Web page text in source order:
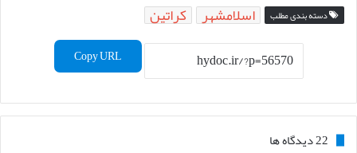
دسته بندی مطلب اسلامشهر کراتین
Copy URL
‫22 دیدگاه ها